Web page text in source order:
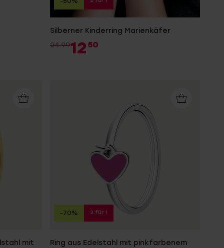
Silberner Kinderring Marienkäfer
24.9912 50
mit
Ring aus Edelstahl mit pinkfarbenem
-70% 2 für 1